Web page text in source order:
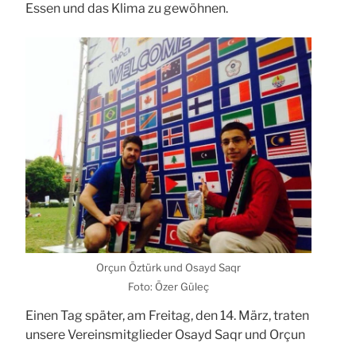
Essen und das Kli­ma zu gewöh­nen.
Orçun Öztürk und Osayd Saqr
Foto: Özer Güleç
Einen Tag spä­ter, am Frei­tag, den 14. März, tra­ten
unse­re Ver­eins­mit­glie­der Osayd Saqr und Orçun